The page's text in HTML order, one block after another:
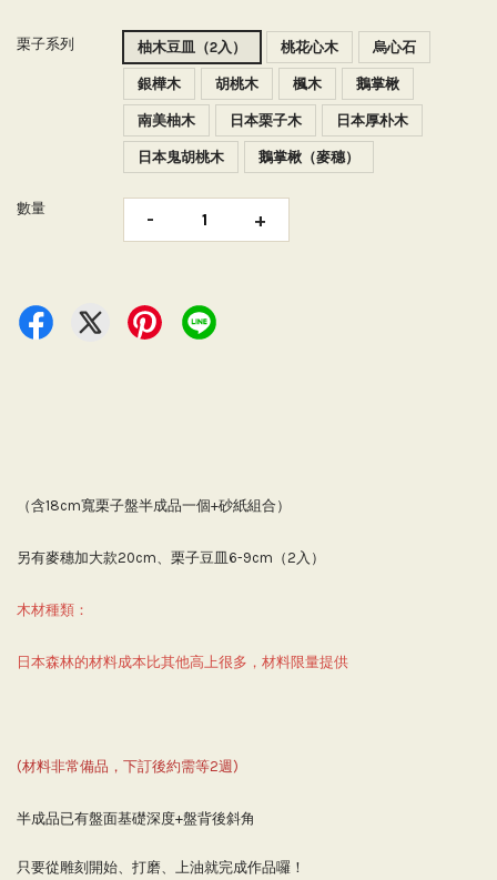
栗子系列 柚木豆皿（2入） 桃花心木 烏心石
銀樺木 胡桃木 楓木 鵝掌楸
南美柚木 日本栗子木 日本厚朴木
日本鬼胡桃木 鵝掌楸（麥穗）
數量 - +
（含18cm寬栗子盤半成品一個+砂紙組合）
另有麥穗加大款20cm、栗子豆皿6-9cm（2入）
木材種類：
日本森林的材料成本比其他高上很多，材料限量提供
(材料非常備品，下訂後約需等2週)
半成品已有盤面基礎深度+盤背後斜角
只要從雕刻開始、打磨、上油就完成作品囉！